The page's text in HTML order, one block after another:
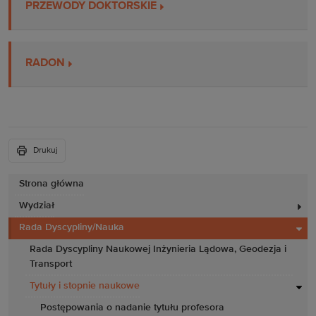
Strona główna
Wydział
Rada Dyscypliny/Nauka
Rada Dyscypliny Naukowej Inżynieria Lądowa, Geodezja i
Transport
Tytuły i stopnie naukowe
Postępowania o nadanie tytułu profesora
PRZEWODY DOKTORSKIE
RADON
Drukuj